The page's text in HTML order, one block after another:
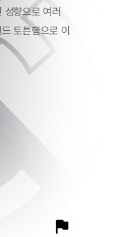
성향으로 여러
토튼햄으로 이
flag